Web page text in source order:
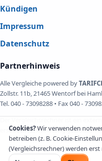
Kündigen
Impressum
Datenschutz
Partnerhinweis
Alle Vergleiche powered by
Zollstr. 11b, 21465 Wentorf bei
Tel. 040 - 73098288 • Fax 040 -
erst nach Zustimmung geladen.
Cookies?Wir verwenden
betreiben (z. B. Cookie-
(Vergleichsrechner) werden